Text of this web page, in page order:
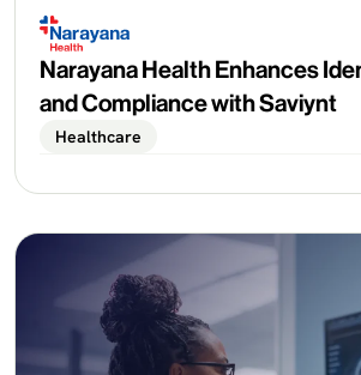
Narayana Health Enhances
and Compliance with Saviynt
Healthcare